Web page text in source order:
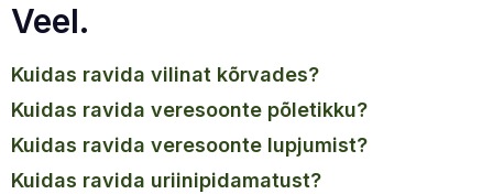
Veel.
kuidas ravida vilinat kõrvades?
kuidas ravida veresoonte põletikku?
kuidas ravida veresoonte lupjumist?
kuidas ravida uriinipidamatust?